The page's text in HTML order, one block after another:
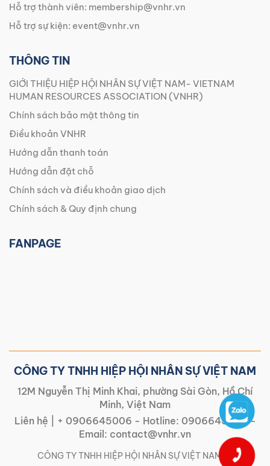
Hỗ trợ thành viên: membership@vnhr.vn
Hỗ trợ sự kiện: event@vnhr.vn
THÔNG TIN
GIỚI THIỆU HIỆP HỘI NHÂN SỰ VIỆT NAM- VIETNAM
HUMAN RESOURCES ASSOCIATION (VNHR)
Chính sách bảo mật thông tin
Điều khoản VNHR
Hướng dẫn thanh toán
Hướng dẫn đặt chỗ
Chính sách và điều khoản giao dịch
Chính sách & Quy định chung
FANPAGE
CÔNG TY TNHH HIỆP HỘI NHÂN SỰ VIỆT NAM
12M Nguyễn Thị Minh Khai, phường Sài Gòn, Hồ Chí
Minh, Việt Nam
Liên hệ |
+ 0906645006 - Hotline: 0906645006-
Email: contact@vnhr.vn
CÔNG TY TNHH HIỆP HỘI NHÂN SỰ VIỆT NAM | |